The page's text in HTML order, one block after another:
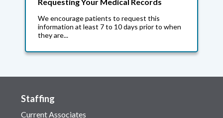
We encourage patients to request this
information at least 7 to 10 days prior to when
they are...
Staffing
Current Associates